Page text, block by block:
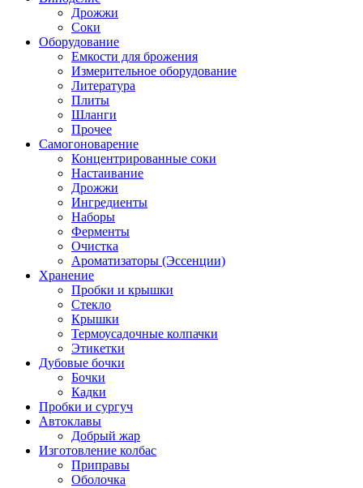
Дрожжи
Соки
Оборудование
Емкости для брожения
Измерительное оборудование
Литература
Плиты
Шланги
Прочее
Самогоноварение
Концентрированные соки
Настаивание
Дрожжи
Ингредиенты
Наборы
Ферменты
Очистка
Ароматизаторы (Эссенции)
Хранение
Пробки и крышки
Стекло
Крышки
Термоусадочные колпачки
Этикетки
Дубовые бочки
Бочки
Кадки
Пробки и сургуч
Автоклавы
Добрый жар
Изготовление колбас
Приправы
Оболочка